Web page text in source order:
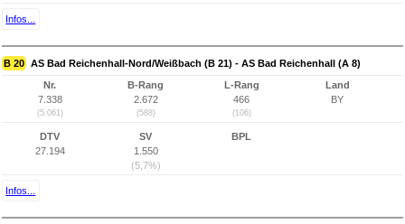
Infos...
B 20 AS Bad Reichenhall-Nord/Weißbach (B 21) - AS Bad Reichenhall (A 8)
Nr.
7.338
(5.061)
B-Rang
2.672
(588)
L-Rang
466
(106)
Land
BY
DTV
27.194
SV
1.550
(5,7%)
BPL
Infos...